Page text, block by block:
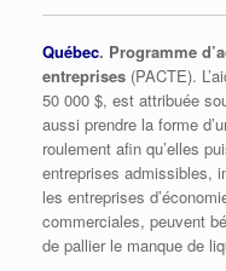
Québec. Programme
entreprises (PACTE).
50 000 $, est attribuée
aussi prendre la forme
roulement afin qu’elles
entreprises admissibles,
les entreprises
commerciales, peuvent
de pallier le manque de